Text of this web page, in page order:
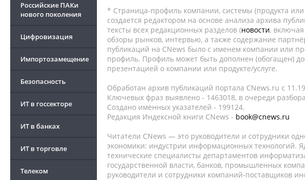
Российские ПАКи
нового поколения
Цифровизация
Импортозамещение
Безопасность
ИТ в госсекторе
ИТ в банках
ИТ в торговле
Телеком
* Страница-профиль компании, системы (продукта или
создается редактором на основе анализа архива
тексты всех редакционных разделов (новости,
обзоры рынков, интервью, а также содержание
публикаций на CNews было с именем компании или
профиль. Профиль может быть дополнен (обогащен)
презентацией о компании или продукте/услуге.
Обработан архив публикаций портала CNews.ru c
Ключевых фраз выявлено - 1463018, в очереди
Создано именных указателей - 199124.
Редакция Индексной книги CNews - book@cnews.ru
Читатели CNews — это руководители и сотрудники
экономики: индустрии информационных технологий.
технические специалисты департаментов
государственной власти, банков, промышленных
руководители и сотрудники компаний-поставщиков